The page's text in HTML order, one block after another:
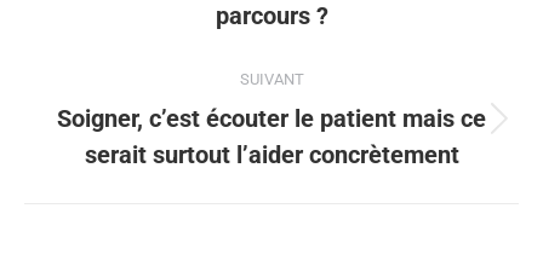
parcours ?
SUIVANT
Soigner, c’est écouter le patient mais ce
serait surtout l’aider concrètement